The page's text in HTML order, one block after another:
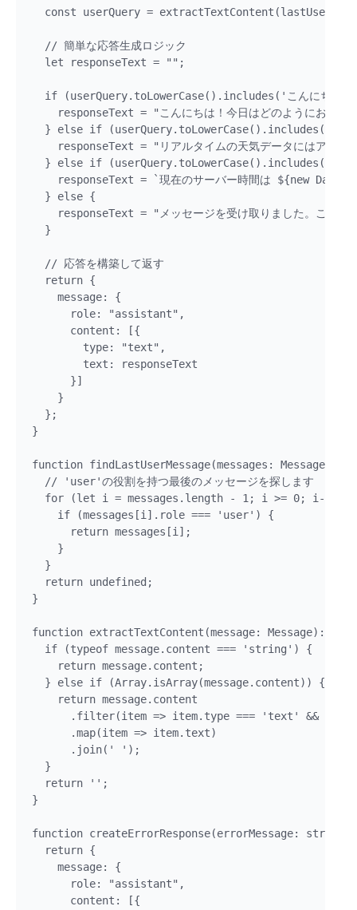
const userQuery =
  // 簡単な応答生成ロジック
  let responseText = "";
if (userQuery.toLowerCase().includes('こんにちは
responseText = "こんにちは！今日はどのようにお手伝
} else if (userQuery.toLowerCase().includes('天気
responseText = "リアルタイムの天気データにはアクセ
} else if (userQuery.toLowerCase().includes('時間
responseText = `現在のサーバー時間は ${new
  } else {
responseText = "メッセージを受け取りました。これは
  }
  // 応答を構築して返す
  return {
    message: {
      role: "assistant",
      content: [{
        type: "text",
        text: responseText
      }]
    }
  };
}
function findLastUserMessage(messages:
  // 'user'の役割を持つ最後のメッセージを探します
  for (let i = messages.length - 1; i >= 0; i--) {
    if (messages[i].role === 'user') {
      return messages[i];
    }
  }
  return undefined;
}
function extractTextContent(message: Message):
  if (typeof message.content === 'string') {
    return message.content;
  } else if (Array.isArray(message.content)) {
    return message.content
.filter(item => item.type === 'text' &&
      .map(item => item.text)
      .join(' ');
  }
  return '';
}
function createErrorResponse(errorMessage: string):
  return {
    message: {
      role: "assistant",
      content: [{